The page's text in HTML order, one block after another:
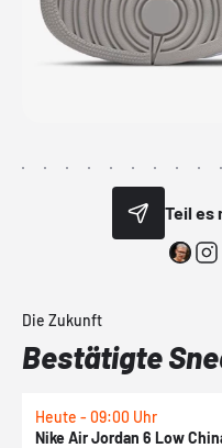
Teil es
Die Zukunft
Bestätigte
Heute - 09:00 Uhr
Nike Air Jordan 6 Low